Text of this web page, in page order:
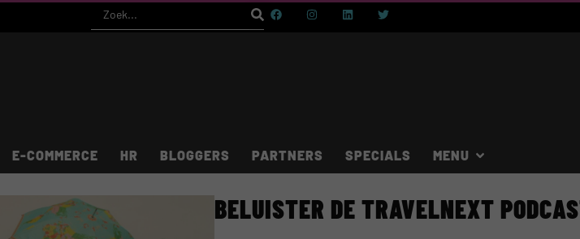
E-COMMERCE HR BLOGGERS PARTNERS SPECIALS
BELUISTER DE TRAVELNEXT